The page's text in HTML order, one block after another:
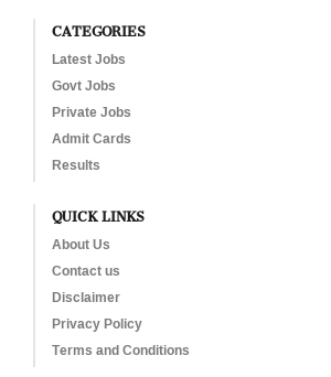
CATEGORIES
Latest Jobs
Govt Jobs
Private Jobs
Admit Cards
Results
QUICK LINKS
About Us
Contact us
Disclaimer
Privacy Policy
Terms and Conditions